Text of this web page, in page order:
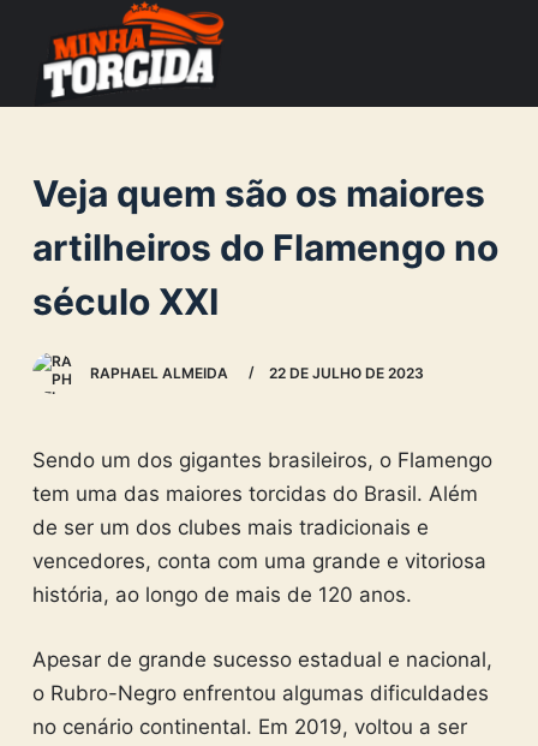
o
n
e
Veja quem são os maiores
artilheiros do Flamengo no
século XXI
RAPHAEL ALMEIDA 22 DE JULHO DE 2023
Sendo um dos gigantes brasileiros, o Flamengo
tem uma das maiores torcidas do Brasil. Além
de ser um dos clubes mais tradicionais e
vencedores, conta com uma grande e vitoriosa
história, ao longo de mais de 120 anos.
Apesar de grande sucesso estadual e nacional,
o Rubro-Negro enfrentou algumas dificuldades
no cenário continental. Em 2019, voltou a ser